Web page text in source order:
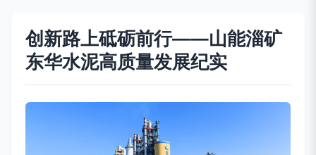
创新路上砥砺前行——山能淄矿
东华水泥高质量发展纪实